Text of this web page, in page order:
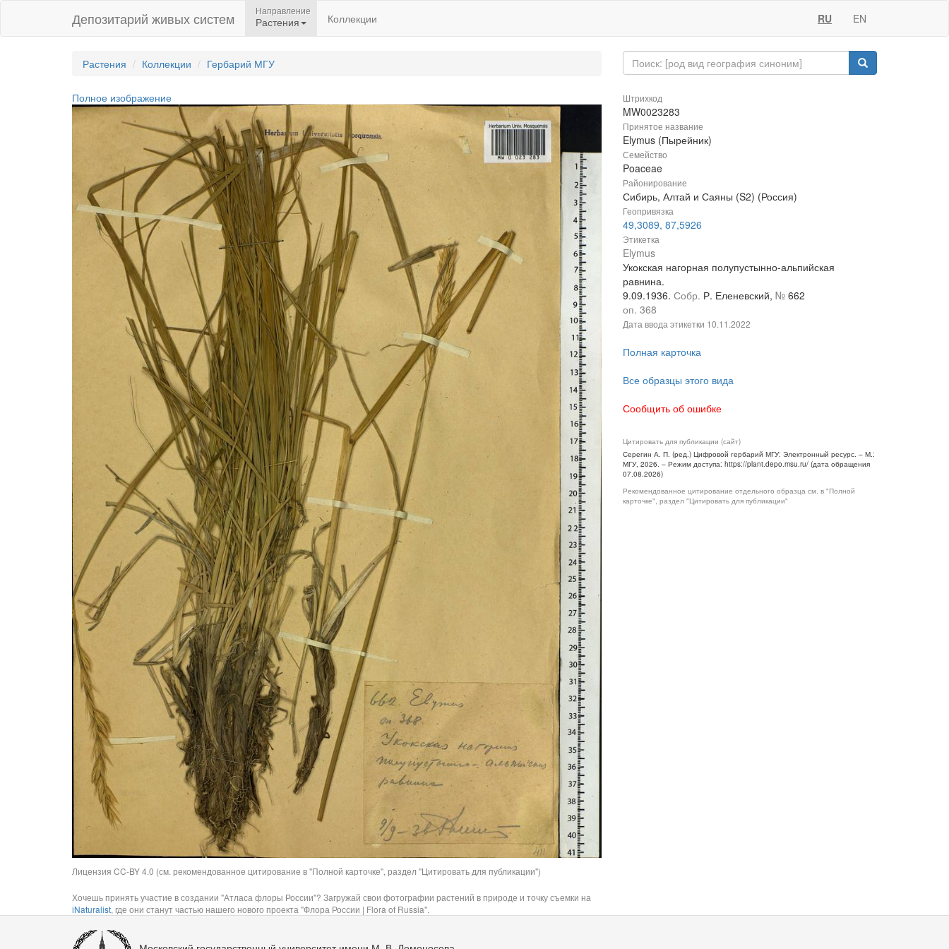
Депозитарий живых систем Направление
Растения Коллекции RU EN
Растения Коллекции Гербарий МГУ
Полное изображение
Лицензия CC-BY 4.0 (см. рекомендованное цитирование в "Полной карточке", раздел "Цитировать для публикации")
Хочешь принять участие в создании "Атласа флоры России"? Загружай свои фотографии растений в природе и точку съемки на
iNaturalist, где они станут частью нашего нового проекта "Флора России | Flora of Russia".
Штрихкод
MW0023283
Принятое название
Elymus (Пырейник)
Семейство
Poaceae
Районирование
Сибирь, Алтай и Саяны (S2) (Россия)
Геопривязка
49,3089, 87,5926
Этикетка
Elymus
Укокская нагорная полупустынно-альпийская
равнина.
9.09.1936. Собр. Р. Еленевский, № 662
оп. 368
Дата ввода этикетки 10.11.2022
Полная карточка
Все образцы этого вида
Сообщить об ошибке
Цитировать для публикации (сайт)
Серегин А. П. (ред.) Цифровой гербарий МГУ: Электронный ресурс. – М.:
МГУ, 2026. – Режим доступа: https://plant.depo.msu.ru/ (дата обращения
07.08.2026)
Рекомендованное цитирование отдельного образца см. в "Полной
карточке", раздел "Цитировать для публикации"